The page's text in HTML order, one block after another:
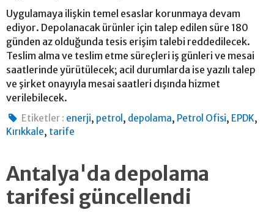
Uygulamaya ilişkin temel esaslar korunmaya devam
ediyor. Depolanacak ürünler için talep edilen süre 180
günden az olduğunda tesis erişim talebi reddedilecek.
Teslim alma ve teslim etme süreçleri iş günleri ve mesai
saatlerinde yürütülecek; acil durumlarda ise yazılı talep
ve şirket onayıyla mesai saatleri dışında hizmet
verilebilecek.
Etiketler : enerji, petrol , depolama, Petrol Ofisi, EPDK,
Kırıkkale, tarife
Antalya'da depolama
tarifesi güncellendi